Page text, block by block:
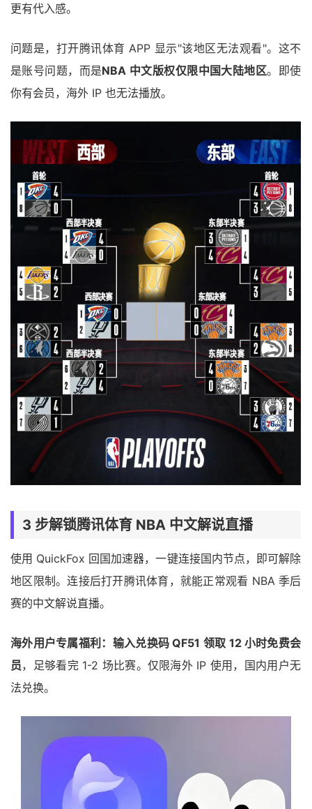
更有代入感。
问题是，打开腾讯体育 APP 显示"该地区无法观看"。这不
是账号问题，而是NBA 中文版权仅限中国大陆地区。即使
你有会员，海外 IP 也无法播放。
3 步解锁腾讯体育 NBA 中文解说直播
使用 QuickFox 回国加速器，一键连接国内节点，即可解除
地区限制。连接后打开腾讯体育，就能正常观看 NBA 季后
赛的中文解说直播。
海外用户专属福利：输入兑换码 QF51 领取 12 小时免费会
员，足够看完 1-2 场比赛。仅限海外 IP 使用，国内用户无
法兑换。